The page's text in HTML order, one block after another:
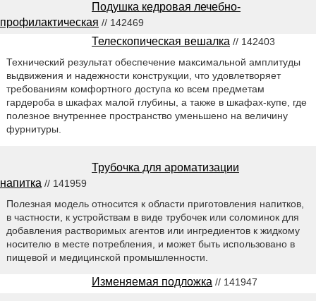
Подушка кедровая лечебно-
профилактическая // 142469
Телескопическая вешалка // 142403
Технический результат обеспечение максимальной амплитуды
выдвижения и надежности конструкции, что удовлетворяет
требованиям комфортного доступа ко всем предметам
гардероба в шкафах малой глубины, а также в шкафах-купе, где
полезное внутреннее пространство уменьшено на величину
фурнитуры.
Трубочка для ароматизации
напитка // 141959
Полезная модель относится к области приготовления напитков,
в частности, к устройствам в виде трубочек или соломинок для
добавления растворимых агентов или ингредиентов к жидкому
носителю в месте потребления, и может быть использовано в
пищевой и медицинской промышленности.
Изменяемая подложка // 141947